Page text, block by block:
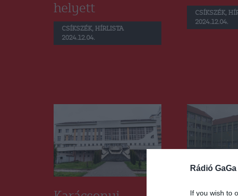
Rádió GaGa
If you wish to
helyett
CSÍKSZÉK, HÍRLISTA
2024.12.04.
CSÍKSZÉK,
2024.12.04.